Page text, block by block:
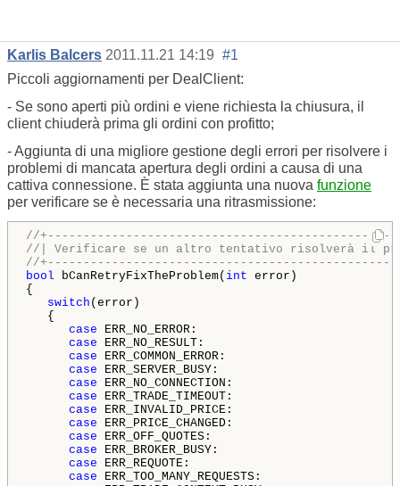
Karlis Balcers 2011.11.21 14:19 #1
Piccoli aggiornamenti per DealClient:
- Se sono aperti più ordini e viene richiesta la chiusura, il
client chiuderà prima gli ordini con profitto;
- Aggiunta di una migliore gestione degli errori per risolvere i
problemi di mancata apertura degli ordini a causa di una
cattiva connessione. È stata aggiunta una nuova funzione
per verificare se è necessaria una ritrasmissione:
//
//| Verificare se un altro tentativo risolverà il
//
bool bCanRetryFixTheProblem( int error)
{
switch (error)
{
case ERR_NO_ERROR:
case ERR_NO_RESULT:
case ERR_COMMON_ERROR:
case ERR_SERVER_BUSY:
case ERR_NO_CONNECTION:
case ERR_TRADE_TIMEOUT:
case ERR_INVALID_PRICE:
case ERR_PRICE_CHANGED:
case ERR_OFF_QUOTES:
case ERR_BROKER_BUSY:
case ERR_REQUOTE:
case ERR_TOO_MANY_REQUESTS: